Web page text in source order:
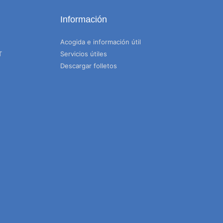
Información
Acogida e información útil
Servicios útiles
Descargar folletos